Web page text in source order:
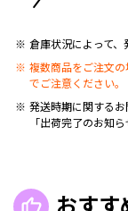
倉庫状況によって、
複数商品をご注文
でご注意ください。
発送時期に関するお
「出荷完了のお知
おすす